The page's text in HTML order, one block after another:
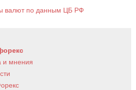
валют по данным ЦБ РФ
и мнения